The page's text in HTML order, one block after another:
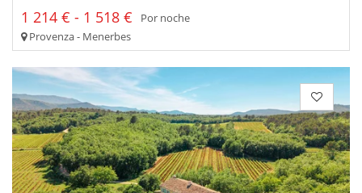
1 214 € - 1 518 €
Por noche
Provenza - Menerbes